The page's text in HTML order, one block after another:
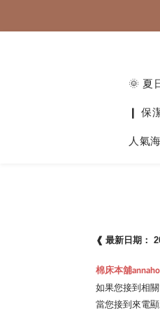
🌞 夏
❙ 保
人氣
❰ 最新 日期：
棉床本舖
如果您接到相
當您接到來電